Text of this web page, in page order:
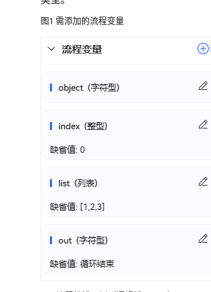
客
服
配
多
渠
道
机
人
理
配
图1 需添加的流程变量